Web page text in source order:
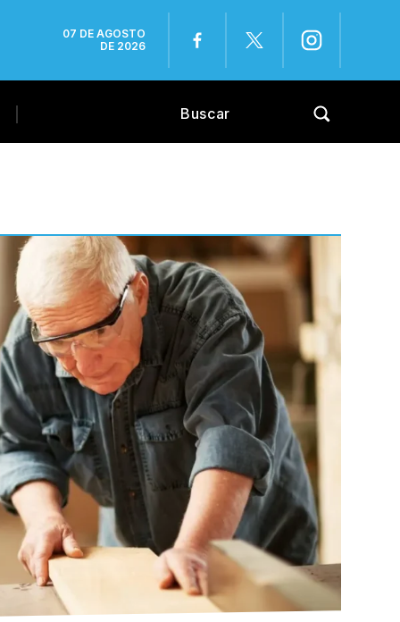
07 DE AGOSTO
DE 2026